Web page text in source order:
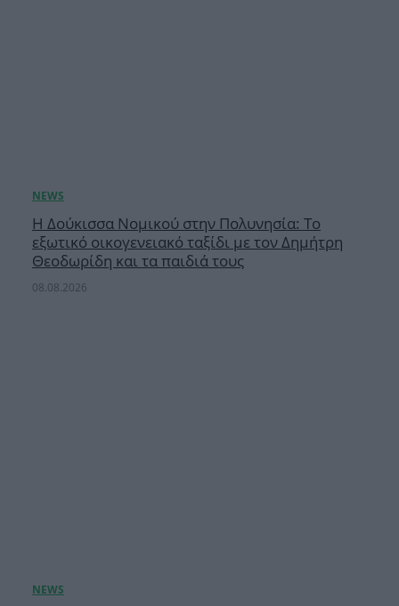
Η Δούκισσα Νομικού στην Πολυνησία: Το
εξωτικό οικογενειακό ταξίδι με τον Δημήτρη
Θεοδωρίδη και τα παιδιά τους
08.08.2026